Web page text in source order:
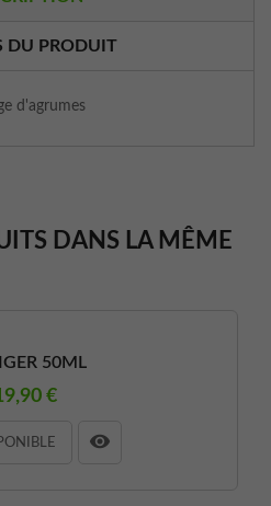
DU PRODUIT
d'agrumes
DANS LA MÊME
50ML
€